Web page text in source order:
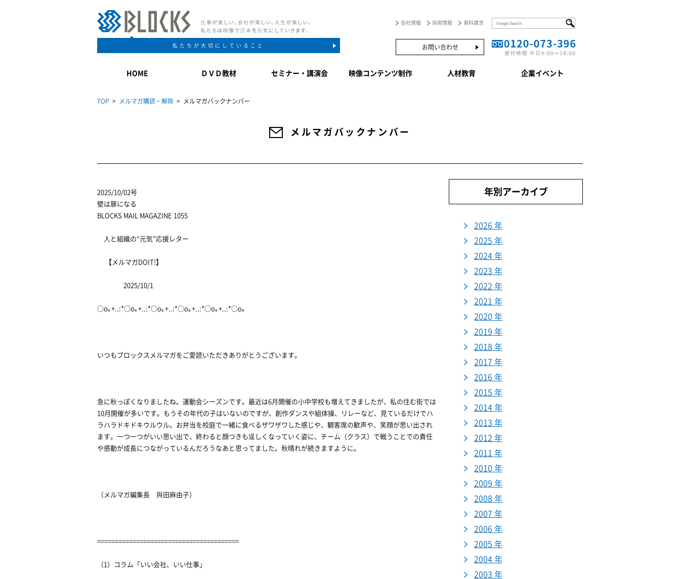
私たちが大切にしていること
会社情報 採用情報 資料請求
お問い合わせ
HOME ＤＶＤ教材 セミナー・講演会 映像コンテンツ制作 人材教育 企業イベント
TOP > メルマガ購読・解除 > メルマガバックナンバー
メルマガバックナンバー
2025/10/02号
壁は扉になる
BLOCKS MAIL MAGAZINE 1055
人と組織の“元気”応援レター
【メルマガDOIT!】
2025/10/1
○o｡+..:*○o｡+..:*○o｡+..:*○o｡+..:*○o｡+..:*○o｡
いつもブロックスメルマガをご愛読いただきありがとうございます。
急に秋っぽくなりましたね。運動会シーズンです。最近は6月開催の小中学校も増えてきましたが、私の住む街では
10月開催が多いです。もうその年代の子はいないのですが、創作ダンスや組体操、リレーなど、見ているだけでハ
ラハラドキドキウルウル。お弁当を校庭で一緒に食べるザワザワした感じや、観客席の歓声や、笑顔が思い出され
ます。一つ一つがいい思い出で、終わると顔つきも逞しくなっていく姿に、チーム（クラス）で戦うことでの責任
や感動が成長につながっているんだろうなあと思ってました。秋晴れが続きますように。
（メルマガ編集長 與田麻由子）
========================================
（1）コラム「いい会社、いい仕事」
年別アーカイブ
2026 年
2025 年
2024 年
2023 年
2022 年
2021 年
2020 年
2019 年
2018 年
2017 年
2016 年
2015 年
2014 年
2013 年
2012 年
2011 年
2010 年
2009 年
2008 年
2007 年
2006 年
2005 年
2004 年
2003 年